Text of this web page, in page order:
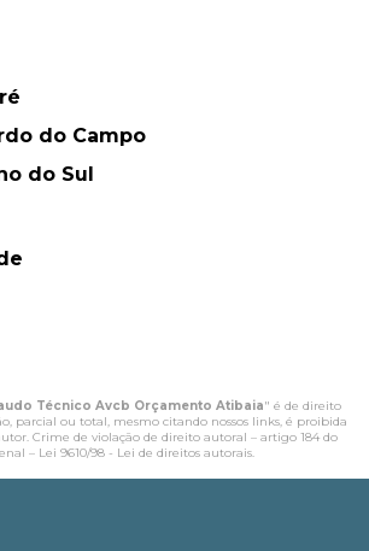
do Campo
do Sul
Técnico Avcb Orçamento Atibaia" é de direito
parcial ou total, mesmo citando nossos links, é proibida
Crime de violação de direito autoral – artigo 184 do
– Lei 9610/98 - Lei de direitos autorais.